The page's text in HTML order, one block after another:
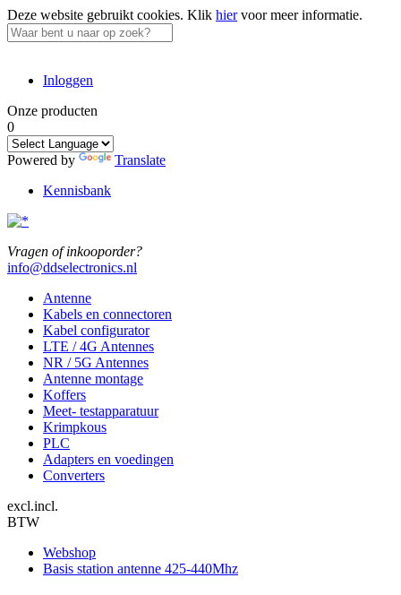
Deze website gebruikt cookies. Klik hiervoor meer informatie.
Inloggen
Onze producten
0
Powered by
Translate
Kennisbank
Vragen of inkooporder?
info@ddselectronics.nl
Antenne
Kabels en connectoren
Kabel configurator
LTE / 4G Antennes
NR / 5G Antennes
Antenne montage
Koffers
Meet- testapparatuur
Krimpkous
PLC
Adapters en voedingen
Converters
excl.incl.
BTW
Webshop
Basis station antenne 425-440Mhz